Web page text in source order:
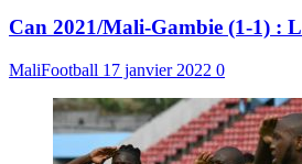
Can 2021/Mali-Gambie (1-1) :
MaliFootball 17 janvier 2022 0